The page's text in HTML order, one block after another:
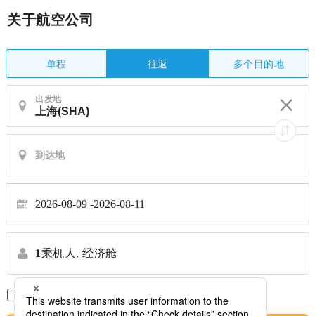
关于航空公司
单程 往返 多个目的地
出发地
2026-08-09 2026-08-11
1乘机人, 经济舱
仅显示直达航班